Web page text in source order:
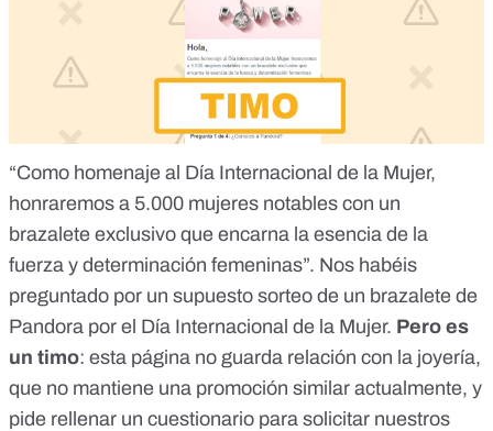
“Como homenaje al Día Internacional de la Mujer,
honraremos a 5.000 mujeres notables con un
brazalete exclusivo que encarna la esencia de la
fuerza y determinación femeninas”. Nos habéis
preguntado por un supuesto sorteo de un brazalete de
Pandora por el Día Internacional de la Mujer. Pero es
un timo: esta página no guarda relación con la joyería,
que no mantiene una promoción similar actualmente, y
pide rellenar un cuestionario para solicitar nuestros